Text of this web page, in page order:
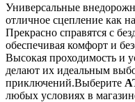
Универсальные
отличное сцепление как
Прекрасно справятся с
обеспечивая комфорт и
Высокая проходимость и
делают их идеальным
приключений.Выберите
любых условиях в